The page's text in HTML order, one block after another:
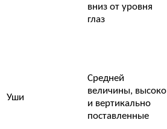
вниз от уровня
глаз
Уши
Средней
величины, высоко
и вертикально
поставленные